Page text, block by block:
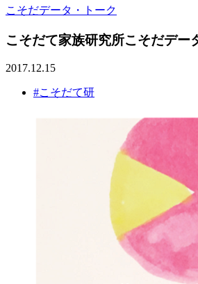
こそだデータ・トーク
こそだて家族研究所こそだデー
2017.12.15
#こそだて研